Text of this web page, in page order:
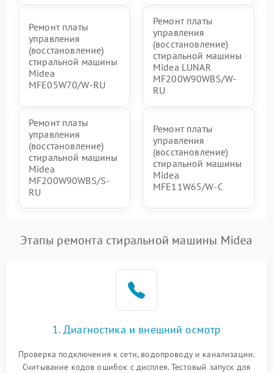
Ремонт платы
управления
(восстановление)
стиральной машины
Midea
MFE05W70/W-RU
Ремонт платы
управления
(восстановление)
стиральной машины
Midea LUNAR
MF200W90WBS/W-
RU
Ремонт платы
управления
(восстановление)
стиральной машины
Midea
MF200W90WBS/S-
RU
Ремонт платы
управления
(восстановление)
стиральной машины
Midea
MFE11W65/W-C
Этапы ремонта стиральной машины Midea
1. Диагностика и внешний осмотр
Проверка подключения к сети, водопроводу и канализации.
Считывание кодов ошибок с дисплея. Тестовый запуск для